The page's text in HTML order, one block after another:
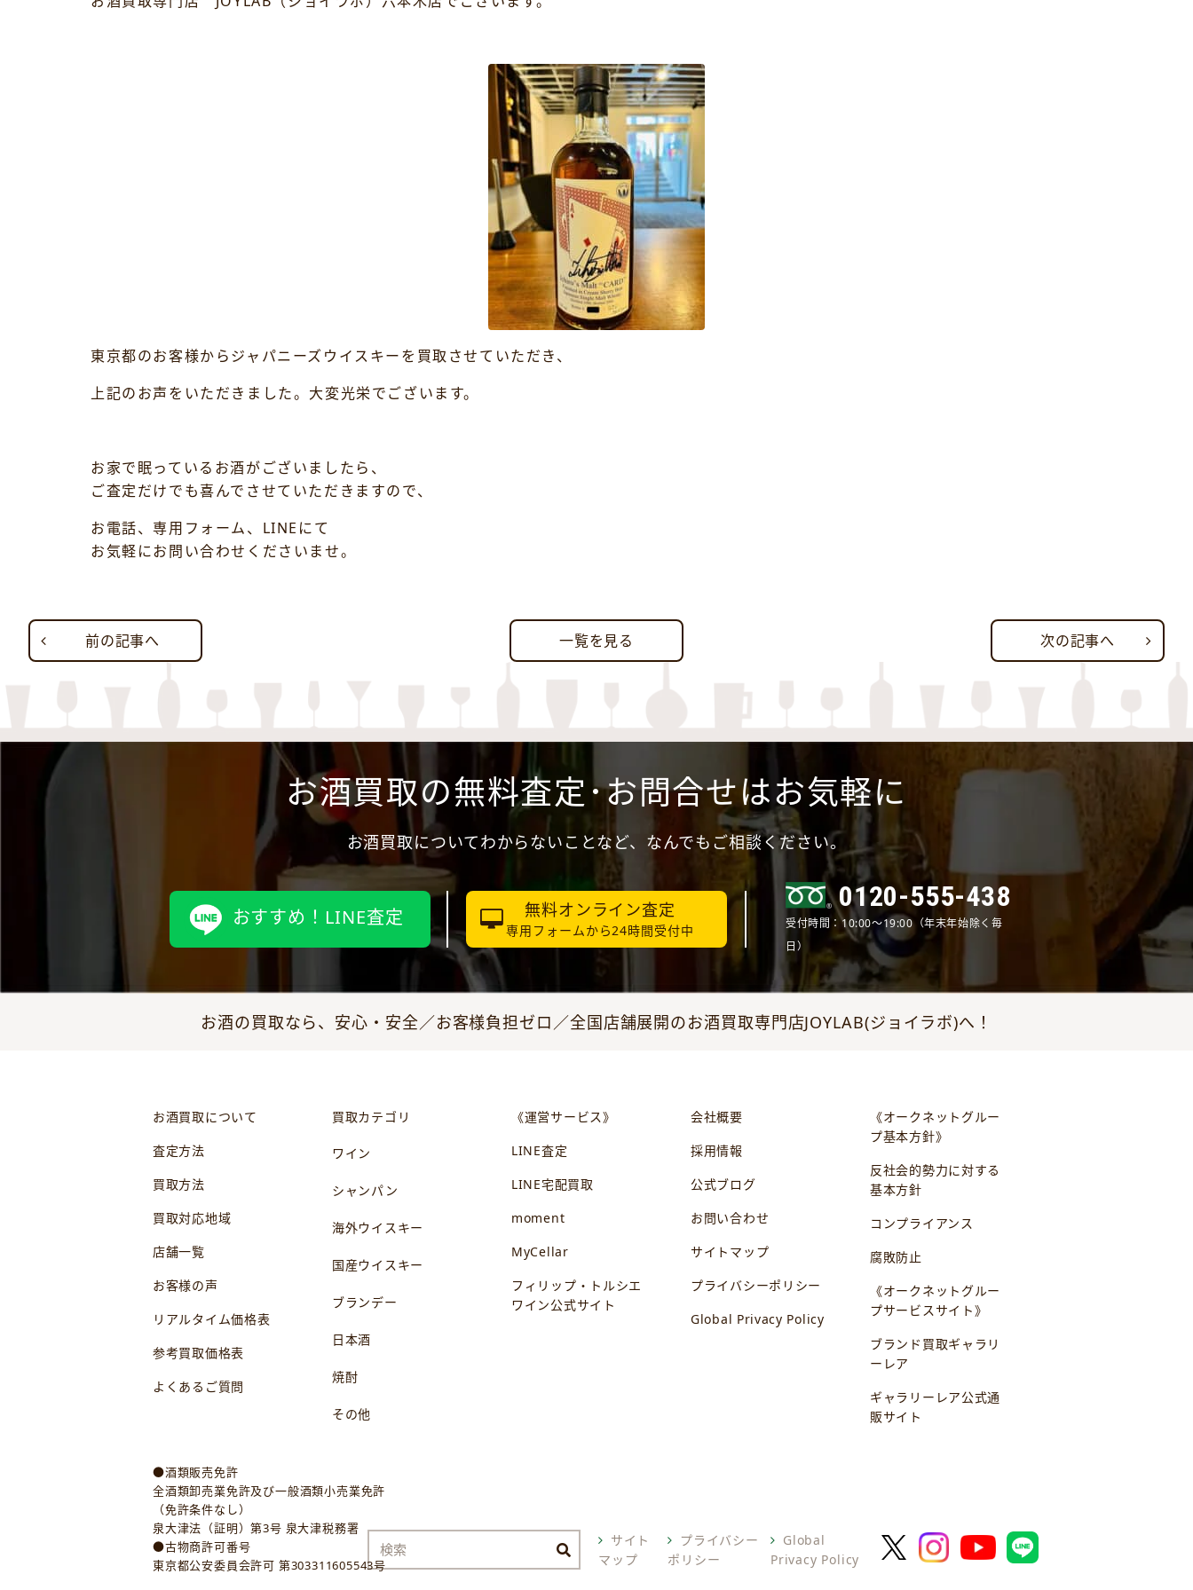
東京都のお客様からジャパニーズウイスキーを買取させていただき、
上記のお声をいただきました。大変光栄でございます。
お家で眠っているお酒がございましたら、
ご査定だけでも喜んでさせていただきますので、
お電話、専用フォーム、LINEにて
お気軽にお問い合わせくださいませ。
前の記事へ 一覧を見る 次の記事へ
お酒買取の無料査定･お問合せはお気軽に
お酒買取についてわからないことなど、なんでもご相談ください。
おすすめ！LINE査定 無料オンライン査定
専用フォームから24時間受付中
0120-555-438
受付時間：10:00～19:00（年末年始除く毎
日）
お酒の買取なら、安心・安全／お客様負担ゼロ／全国店舗展開のお酒買取専門店JOYLAB(ジョイラボ)へ！
お酒買取について
査定方法
買取方法
買取対応地域
店舗一覧
お客様の声
リアルタイム価格表
参考買取価格表
よくあるご質問
買取カテゴリ
ワイン
シャンパン
海外ウイスキー
国産ウイスキー
ブランデー
日本酒
焼酎
その他
《運営サービス》
LINE査定
LINE宅配買取
moment
MyCellar
フィリップ・トルシエ
ワイン公式サイト
会社概要
採用情報
公式ブログ
お問い合わせ
サイトマップ
プライバシーポリシー
Global Privacy Policy
《オークネットグルー
プ基本方針》
反社会的勢力に対する
基本方針
コンプライアンス
腐敗防止
《オークネットグルー
プサービスサイト》
ブランド買取ギャラリ
ーレア
ギャラリーレア公式通
販サイト
サイト
マップ
プライバシー
ポリシー
Global
Privacy Policy
●酒類販売免許
全酒類卸売業免許及び一般酒類小売業免許
（免許条件なし）
泉大津法（証明）第3号 泉大津税務署
●古物商許可番号
東京都公安委員会許可 第303311605543号